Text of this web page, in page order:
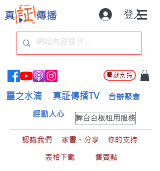
登入
奉獻支持
靈之水滴 真証傳播TV 合辦聚會
舞台台板租用服務
經動人心
認識我們 家書。分享
你的支持
表格下載
售賣點